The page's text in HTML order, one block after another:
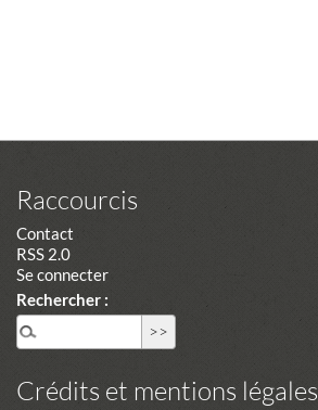
Raccourcis
Contact
RSS 2.0
Se connecter
Rechercher :
Crédits et mentions légales